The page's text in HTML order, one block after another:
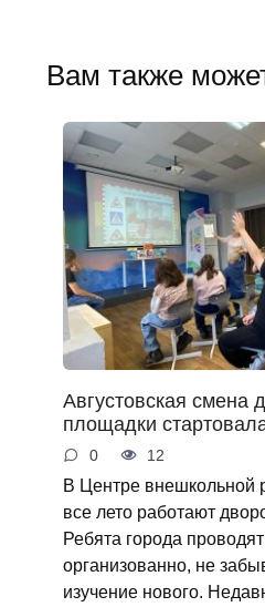
Вам также
Августовская смена
площадки
0 12
В Центре внешкольной
все лето работают
Ребята города
организованно, не
изучение нового.